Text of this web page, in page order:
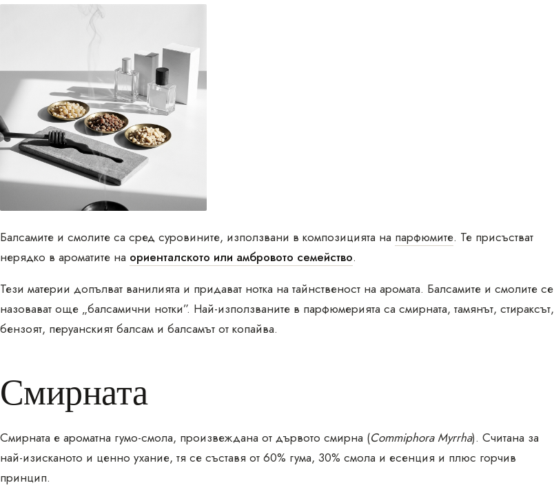
Балсамите и смолите са сред суровините, използвани в композицията на парфюмите. Те присъстват
нерядко в ароматите на ориенталското или амбровото семейство.
Тези материи допълват ванилията и придават нотка на тайнственост на аромата. Балсамите и смолите се
назовават още „балсамични нотки”. Най-използваните в парфюмерията са смирната, тамянът, стираксът,
бензоят, перуанският балсам и балсамът от копайва.
Смирната
Смирната е ароматна гумо-смола, произвеждана от дървото смирна (Commiphora Myrrha). Считана за
най-изисканото и ценно ухание, тя се съставя от 60% гума, 30% смола и есенция и плюс горчив
принцип.